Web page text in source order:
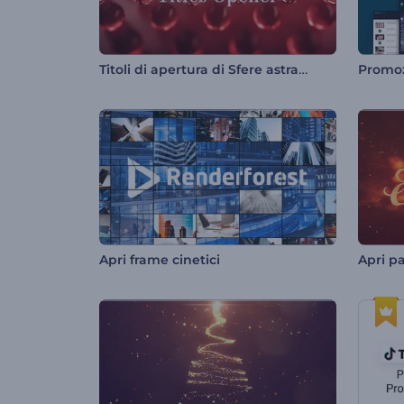
Titoli di apertura di Sfere astratte
Apri frame cinetici